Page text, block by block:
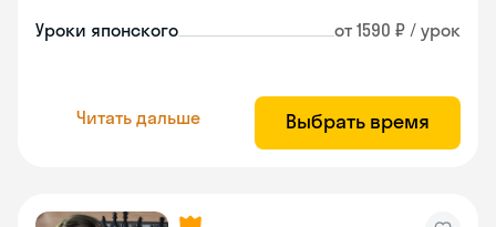
Уроки японского от 1590 ₽ / урок
Читать дальше Выбрать время